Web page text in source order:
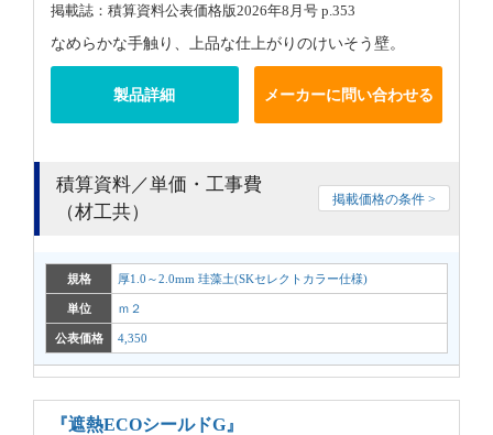
掲載誌：積算資料公表価格版2026年8月号 p.353
なめらかな手触り、上品な仕上がりのけいそう壁。
製品詳細 メーカーに問い合わせる
積算資料／単価・工事費
（材工共）
掲載価格の条件 >
規格 厚1.0～2.0mm 珪藻土(SKセレクトカラー仕様)
単位 ｍ２
公表価格 4,350
『遮熱ECOシールドG』